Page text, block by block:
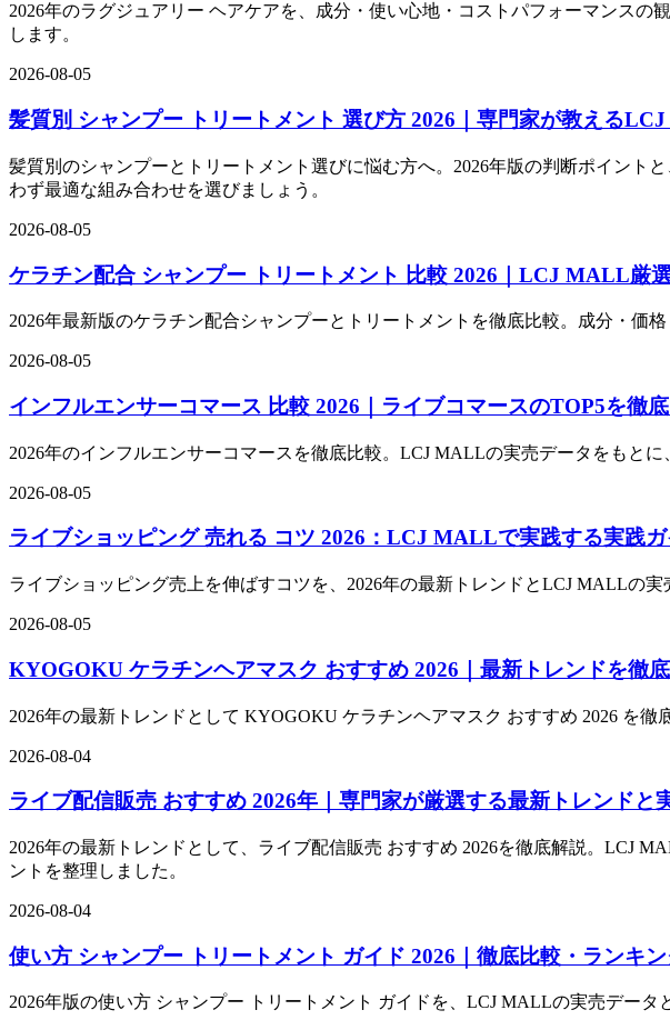
2026年のラグジュアリー ヘアケアを、成分・使い心地・コストパフォーマンス
します。
2026-08-05
髪質別 シャンプー トリートメント 選び方 2026｜専門家が教える
髪質別のシャンプーとトリートメント選びに悩む方へ。2026年版の判断ポイン
わず最適な組み合わせを選びましょう。
2026-08-05
ケラチン配合 シャンプー トリートメント 比較 2026｜LCJ MALL厳
2026年最新版のケラチン配合シャンプーとトリートメントを徹底比較。成分・価
2026-08-05
インフルエンサーコマース 比較 2026｜ライブコマースのTOP5を徹
2026年のインフルエンサーコマースを徹底比較。LCJ MALLの実売データをもと
2026-08-05
ライブショッピング 売れる コツ 2026：LCJ MALLで実践する実践ガ
ライブショッピング売上を伸ばすコツを、2026年の最新トレンドとLCJ MALLの
2026-08-05
KYOGOKU ケラチンヘアマスク おすすめ 2026｜最新トレンドを徹
2026年の最新トレンドとして KYOGOKU ケラチンヘアマスク おすすめ 2026 を
2026-08-04
ライブ配信販売 おすすめ 2026年｜専門家が厳選する最新トレンドと
2026年の最新トレンドとして、ライブ配信販売 おすすめ 2026を徹底解説。LCJ
ントを整理しました。
2026-08-04
使い方 シャンプー トリートメント ガイド 2026｜徹底比較・ランキ
2026年版の使い方 シャンプー トリートメント ガイドを、LCJ MALLの実売デー